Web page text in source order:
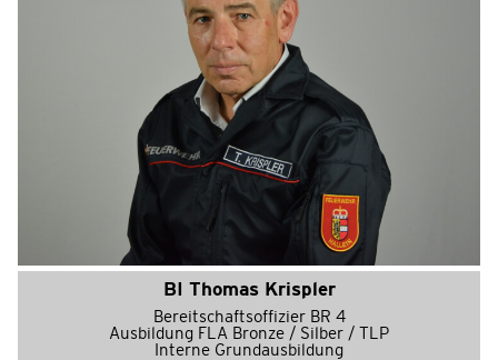
BI Thomas Krispler
Bereitschaftsoffizier BR 4
Ausbildung FLA Bronze / Silber / TLP
Interne Grundausbildung